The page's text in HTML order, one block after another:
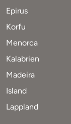
Epirus
Korfu
Menorca
Kalabrien
Madeira
Island
Lappland